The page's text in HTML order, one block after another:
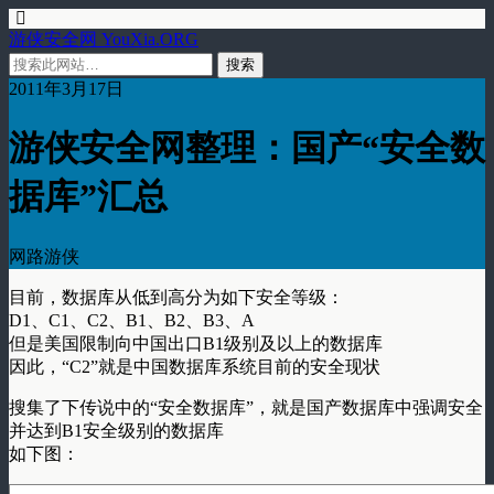
游侠安全网 YouXia.ORG
2011年3月17日
游侠安全网整理：国产“安全数
据库”汇总
网路游侠
目前，数据库从低到高分为如下安全等级：
D1、C1、C2、B1、B2、B3、A
但是美国限制向中国出口B1级别及以上的数据库
因此，“C2”就是中国数据库系统目前的安全现状
搜集了下传说中的“安全数据库”，就是国产数据库中强调安全
并达到B1安全级别的数据库
如下图：